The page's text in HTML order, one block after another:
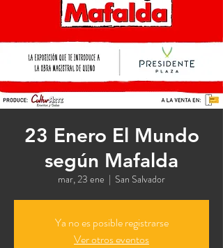
23 Enero El Mundo
según Mafalda
mar, 23 ene
  |
San Salvador
Ya no es posible registrarse
Ver otros eventos